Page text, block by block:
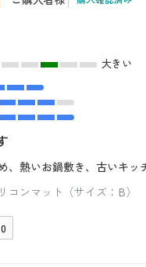
大きい
、熱いお鍋敷き、古いキ
コンマット（サイズ：B）
0